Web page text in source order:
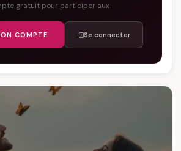
gratuit pour participer aux
COMPTE Se connecter